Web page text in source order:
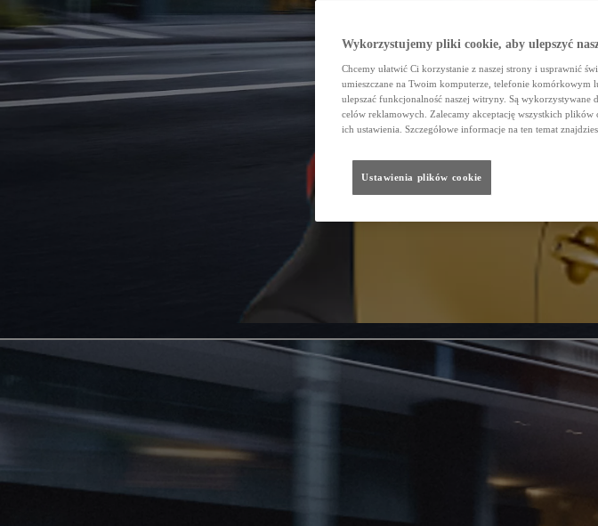
Wykorzystujemy pliki cookie, aby ulepszyć
Chcemy ułatwić Ci korzystanie z naszej strony i usprawnić
umieszczane na Twoim komputerze, telefonie komórkowym
ulepszać funkcjonalność naszej witryny. Są wykorzystywane
celów reklamowych. Zalecamy akceptację wszystkich plików
ich ustawienia. Szczegółowe informacje na ten temat
Ustawienia plików cookie